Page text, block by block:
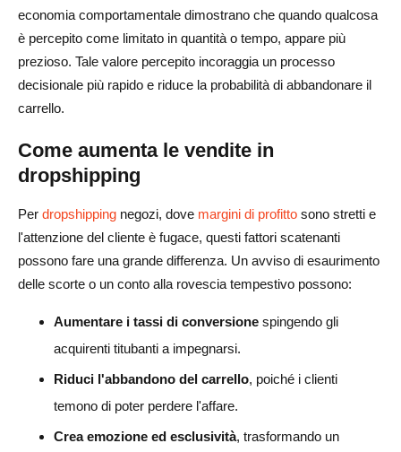
economia comportamentale dimostrano che quando qualcosa
è percepito come limitato in quantità o tempo, appare più
prezioso. Tale valore percepito incoraggia un processo
decisionale più rapido e riduce la probabilità di abbandonare il
carrello.
Come aumenta le vendite in
dropshipping
Per dropshipping negozi, dove margini di profitto sono stretti e
l'attenzione del cliente è fugace, questi fattori scatenanti
possono fare una grande differenza. Un avviso di esaurimento
delle scorte o un conto alla rovescia tempestivo possono:
Aumentare i tassi di conversione spingendo gli
acquirenti titubanti a impegnarsi.
Riduci l'abbandono del carrello, poiché i clienti
temono di poter perdere l'affare.
Crea emozione ed esclusività, trasformando un